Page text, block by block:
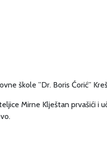
škole ”Dr. Boris Ćorić”
Mirne Klještan prvašići i